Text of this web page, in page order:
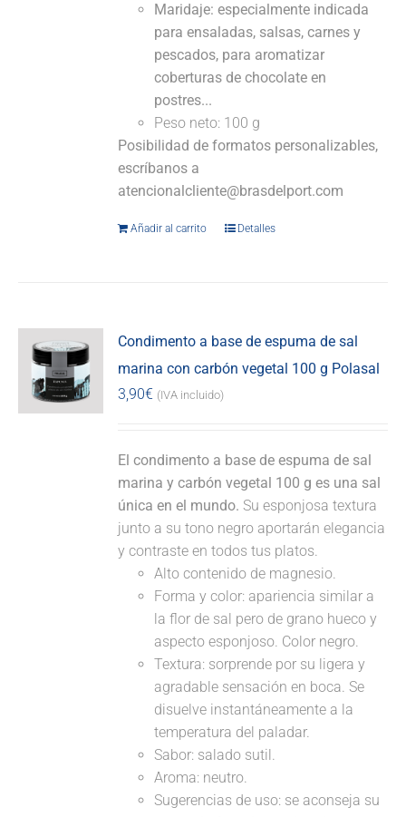
Maridaje: especialmente indicada
para ensaladas, salsas, carnes y
pescados, para aromatizar
coberturas de chocolate en
postres...
Peso neto: 100 g
Posibilidad de formatos personalizables,
escríbanos a
atencionalcliente@brasdelport.com
Añadir al carrito Detalles
Condimento a base de espuma de sal
marina con carbón vegetal 100 g Polasal
3,90€ (IVA incluido)
El condimento a base de espuma de sal
marina y carbón vegetal 100 g es una sal
única en el mundo. Su esponjosa textura
junto a su tono negro aportarán elegancia
y contraste en todos tus platos.
Alto contenido de magnesio.
Forma y color: apariencia similar a
la flor de sal pero de grano hueco y
aspecto esponjoso. Color negro.
Textura: sorprende por su ligera y
agradable sensación en boca. Se
disuelve instantáneamente a la
temperatura del paladar.
Sabor: salado sutil.
Aroma: neutro.
Sugerencias de uso: se aconseja su